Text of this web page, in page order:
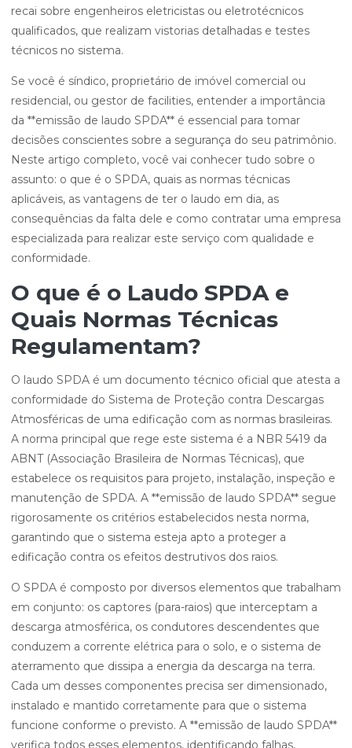
recai sobre engenheiros eletricistas ou eletrotécnicos
qualificados, que realizam vistorias detalhadas e testes
técnicos no sistema.
Se você é síndico, proprietário de imóvel comercial ou
residencial, ou gestor de facilities, entender a importância
da **emissão de laudo SPDA** é essencial para tomar
decisões conscientes sobre a segurança do seu patrimônio.
Neste artigo completo, você vai conhecer tudo sobre o
assunto: o que é o SPDA, quais as normas técnicas
aplicáveis, as vantagens de ter o laudo em dia, as
consequências da falta dele e como contratar uma empresa
especializada para realizar este serviço com qualidade e
conformidade.
O que é o Laudo SPDA e
Quais Normas Técnicas
Regulamentam?
O laudo SPDA é um documento técnico oficial que atesta a
conformidade do Sistema de Proteção contra Descargas
Atmosféricas de uma edificação com as normas brasileiras.
A norma principal que rege este sistema é a NBR 5419 da
ABNT (Associação Brasileira de Normas Técnicas), que
estabelece os requisitos para projeto, instalação, inspeção e
manutenção de SPDA. A **emissão de laudo SPDA** segue
rigorosamente os critérios estabelecidos nesta norma,
garantindo que o sistema esteja apto a proteger a
edificação contra os efeitos destrutivos dos raios.
O SPDA é composto por diversos elementos que trabalham
em conjunto: os captores (para-raios) que interceptam a
descarga atmosférica, os condutores descendentes que
conduzem a corrente elétrica para o solo, e o sistema de
aterramento que dissipa a energia da descarga na terra.
Cada um desses componentes precisa ser dimensionado,
instalado e mantido corretamente para que o sistema
funcione conforme o previsto. A **emissão de laudo SPDA**
verifica todos esses elementos, identificando falhas,